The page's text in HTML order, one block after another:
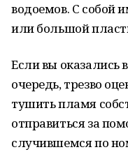
водоемов. С собой
или большой
Если вы оказались
очередь, трезво
тушить пламя
отправиться за
случившемся по